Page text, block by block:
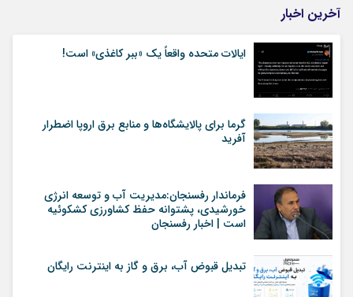
آخرین اخبار
ایالات متحده واقعاً یک «ببر کاغذی» است!
گرما برای پالایشگاه‌ها و منابع برق اروپا اضطرار
آفرید
فرماندار رفسنجان:مدیریت آب و توسعه انرژی
خورشیدی، پشتوانه حفظ کشاورزی کشکوئیه
است | اخبار رفسنجان
تبدیل قبوض آب، برق و گاز به اینترنت رایگان